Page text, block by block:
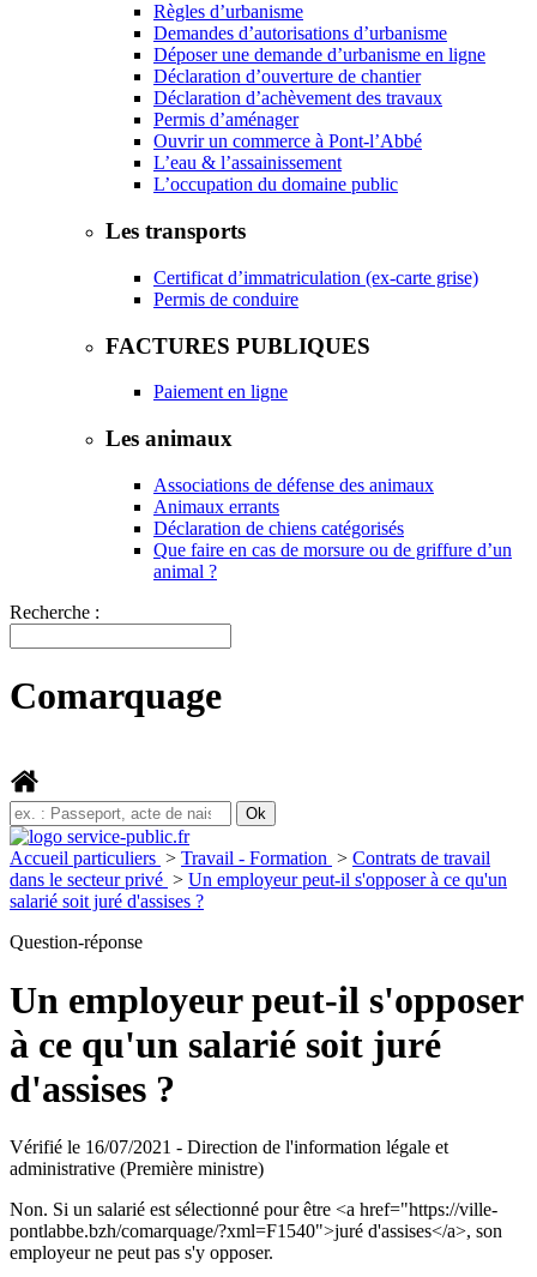
Règles d’urbanisme
Demandes d’autorisations d’urbanisme
Déposer une demande d’urbanisme en ligne
Déclaration d’ouverture de chantier
Déclaration d’achèvement des travaux
Permis d’aménager
Ouvrir un commerce à Pont-l’Abbé
L’eau & l’assainissement
L’occupation du domaine public
Les transports
Certificat d’immatriculation (ex-carte grise)
Permis de conduire
FACTURES PUBLIQUES
Paiement en ligne
Les animaux
Associations de défense des animaux
Animaux errants
Déclaration de chiens catégorisés
Que faire en cas de morsure ou de griffure d’un
animal ?
Recherche :
Comarquage
Accueil particuliers > Travail - Formation > Contrats de travail
dans le secteur privé > Un employeur peut-il s'opposer à ce qu'un
salarié soit juré d'assises ?
Question-réponse
Un employeur peut-il s'opposer
à ce qu'un salarié soit juré
d'assises ?
Vérifié le 16/07/2021 - Direction de l'information légale et
administrative (Première ministre)
Non. Si un salarié est sélectionné pour être <a href="https://ville-
pontlabbe.bzh/comarquage/?xml=F1540">juré d'assises</a>, son
employeur ne peut pas s'y opposer.